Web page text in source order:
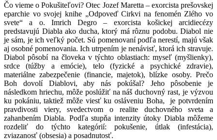
Čo vieme o Pokušiteľovi? Otec Jozef Maretta – exorcista prešovskej
eparchie vo svojej knihe „Odpoveď Cirkvi na fenomén Zlého vo
svete“ a o. Imrich Degro – exorcista košickej arcidiecézy
predstavujú Diabla ako ducha, ktorý má rôznu podobu. Diabol nie
je sám, je ich veľký počet. Sú pomenovaní podľa nerestí, majú však
aj osobné pomenovania. Ich utrpením je nenávisť, ktorá ich stravuje.
Diabol pôsobí na človeka v týchto oblastiach: myseľ (myšlienky),
srdce (túžby a emócie), telo (fyzické a psychické zdravie),
materiálne zabezpečenie (financie, majetok), blízke osoby. Prečo
Boh dovolí Diablovi, aby nás pokúšal? Jeho pôsobenie je
následkom hriechu, môže poslúžiť na náš duchovný rast, je výzvou
ku pokániu, taktiež môže viesť ku osláveniu Boha, je potvrdením
pravdivosti viery, svedectvom o realite duchovného sveta a
zahanbením Diabla. Podľa stupňa intenzity útoky Diabla môžeme
rozdeliť do týchto kategórií: pokušenie, útlak (infestácia),
zviazanosť (obsesia) a posadnutosť.